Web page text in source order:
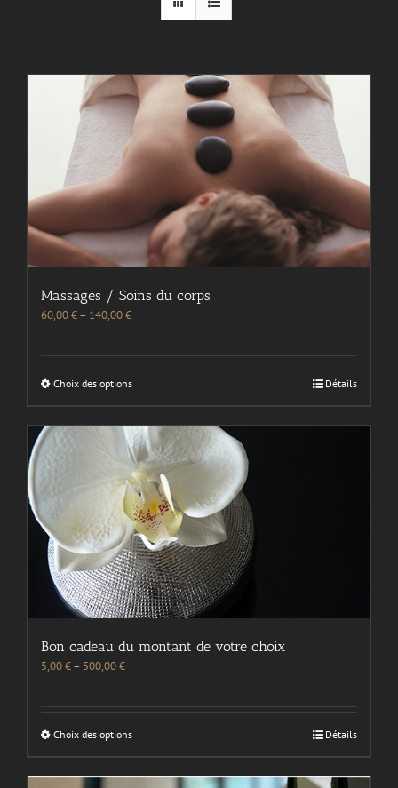
Massages / Soins du corps
60,00€– 140,00€
Choix des options Détails
Bon cadeau du montant de votre choix
5,00€– 500,00€
Choix des options Détails